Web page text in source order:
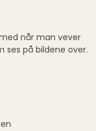
når man vever
ses på bildene over.